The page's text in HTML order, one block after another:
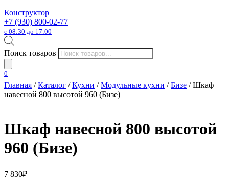
Конструктор
+7 (930) 800-02-77
с 08:30 до 17:00
Поиск товаров
0
Главная /Каталог /Кухни /Модульные кухни /Бизе / Шкаф
навесной 800 высотой 960 (Бизе)
Шкаф навесной 800 высотой
960 (Бизе)
7 830₽